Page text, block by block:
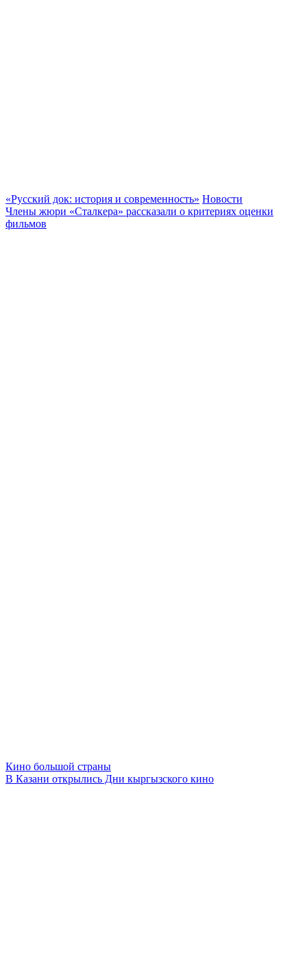
«Русский док: история и современность» Новости
Члены жюри «Сталкера» рассказали о критериях оценки
фильмов
Кино большой страны
В Казани открылись Дни кыргызского кино